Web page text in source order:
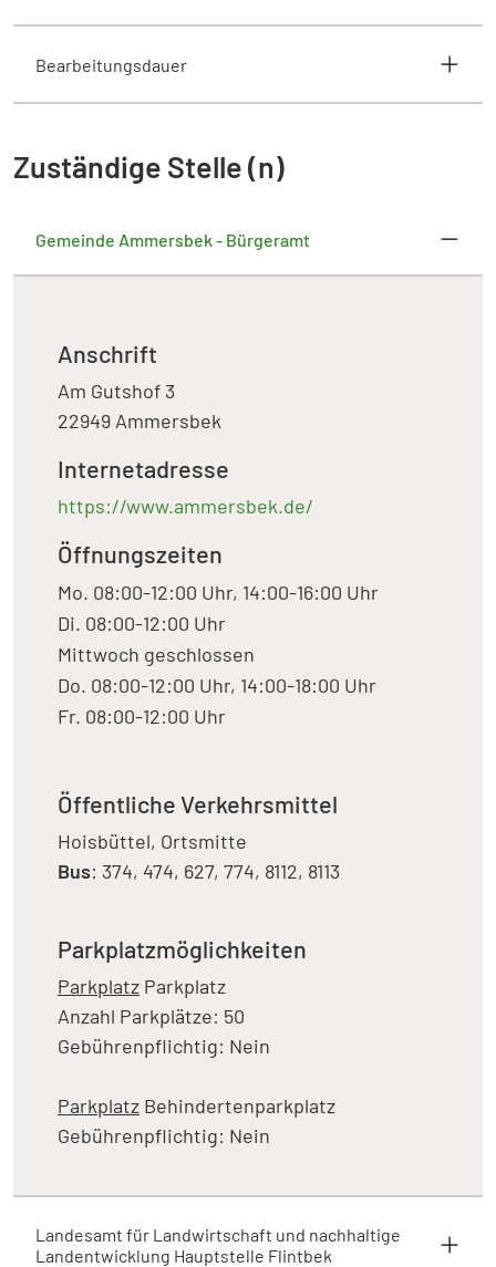
Bearbeitungsdauer
Zuständige Stelle (n)
Gemeinde Ammersbek - Bürgeramt
Anschrift
Am Gutshof 3
22949 Ammersbek
Internetadresse
https://www.ammersbek.de/
Öffnungszeiten
Mo. 08:00-12:00 Uhr, 14:00-16:00 Uhr
Di. 08:00-12:00 Uhr
Mittwoch geschlossen
Do. 08:00-12:00 Uhr, 14:00-18:00 Uhr
Fr. 08:00-12:00 Uhr
Öffentliche Verkehrsmittel
Hoisbüttel, Ortsmitte
Bus: 374, 474, 627, 774, 8112, 8113
Parkplatzmöglichkeiten
Parkplatz Parkplatz
Anzahl Parkplätze: 50
Gebührenpflichtig: Nein
Parkplatz Behindertenparkplatz
Gebührenpflichtig: Nein
Landesamt für Landwirtschaft und nachhaltige
Landentwicklung Hauptstelle Flintbek